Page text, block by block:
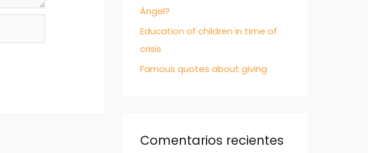
Ángel?
Education of children in time of
crisis
Famous quotes about giving
Comentarios recientes